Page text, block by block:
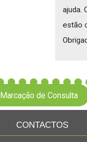
ajuda.
estão
Marcação de Consulta
CONTACTOS